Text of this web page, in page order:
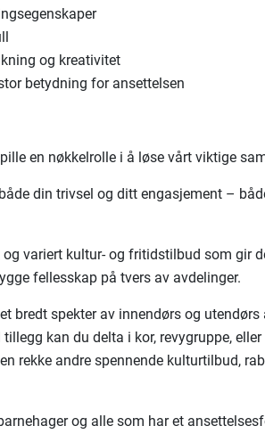
og kreativitet
betydning for ansettelsen
en nøkkelrolle i å løse vårt viktige
din trivsel og ditt engasjement –
variert kultur- og fritidstilbud som gir
fellesskap på tvers av avdelinger.
bredt spekter av innendørs og utendørs
kan du delta i kor, revygruppe,
rekke andre spennende kulturtilbud,
og alle som har et